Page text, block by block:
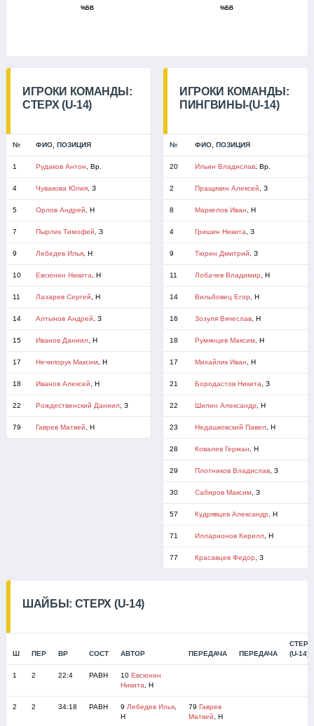
%БВ %БВ
ИГРОКИ КОМАНДЫ:
СТЕРХ (U-14)
№ ФИО, ПОЗИЦИЯ
1 Рудаков Антон , Вр.
4 Чувакова Юлия, З
5 Орлов Андрей , Н
7 Пырлик Тимофей , З
9 Лебедев Илья, Н
10 Евсюнин Никита , Н
11 Лазарев Сергей , Н
14 Алтынов Андрей , З
15 Иванов Даниил, Н
17 Нечипорук Максим, Н
18 Иванов Алексей , Н
22 Рождественский Даниил, З
79 Гаврев Матвей , Н
ИГРОКИ КОМАНДЫ:
ПИНГВИНЫ-(U-14)
№ ФИО, ПОЗИЦИЯ
20 Ильин Владислав, Вр.
2 Пращикин Алексей , З
8 Маркелов Иван , Н
4 Гришин Никита , З
9 Тюрин Дмитрий , З
11 Лобачев Владимир , Н
14 Вильбовец Егор , Н
16 Зозуля Вячеслав, Н
18 Румянцев Максим, Н
17 Михайлик Иван , Н
21 Бородастов Никита , З
22 Шилин Александр , Н
23 Недашковский Павел, Н
28 Ковалев Герман , Н
29 Плотников Владислав, З
30 Сабиров Максим, З
57 Кудрявцев Александр , Н
71 Илларионов Кирилл, Н
77 Красавцев Федор , З
ШАЙБЫ: СТЕРХ (U-14)
Ш ПЕР ВР СОСТ АВТОР ПЕРЕДАЧА ПЕРЕДАЧА
СТЕРХ
(U-14)
1 2 22:4 РАВН 10 Евсюнин
Никита , Н
2 2 34:18 РАВН 9 Лебедев Илья,
Н
79 Гаврев
Матвей , Н